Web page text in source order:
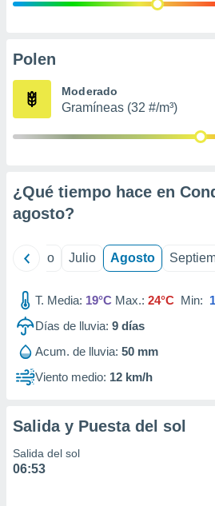
e
publicidad
Polen
Moderado
Gramíneas (32 #/m³)
¿Qué tiempo hace en
agosto?
Junio Julio Agosto
T. Media: 19°C Max.: 24°C Min:
Días de lluvia: 9 días
Acum. de lluvia: 50 mm
Viento medio: 12 km/h
Salida y Puesta del sol
Salida del sol
06:53